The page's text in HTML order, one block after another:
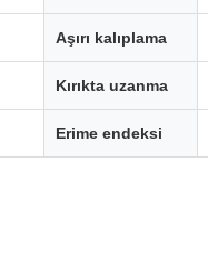
Aşırı kalıplama
Kırıkta uzanma
Erime endeksi